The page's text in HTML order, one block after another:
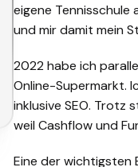
eigene Tennisschule
und mir damit mein
2022 habe ich
Online-Supermarkt.
inklusive SEO. Trotz
weil Cashflow und
Eine der wichtigsten